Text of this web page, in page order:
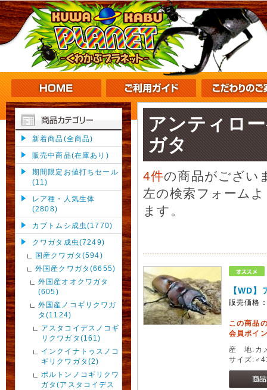
新着商品(全商品)
販売中商品(在庫あり)
期間限定お値打ちセール
(11)
レア種・人気生体
(2808)
カブトムシ成虫(1770)
クワガタ成虫(7249)
国産クワガタ(594)
外国産クワガタ(6655)
外国産オオクワガタ
(605)
外国産ノコギリクワガ
タ(1124)
アスタコイデスノコギ
リクワガタ(161)
インクイナトゥスノコ
ギリクワガタ(2)
ポルトンノコギリクワ
ガタ(アスタコイデス
アンティロ
ガタ
4件の商品がござい
左の検索フォーム
ます。
【WD
販売価格
この商品
会員ポイ
産 地:カ
サイズ